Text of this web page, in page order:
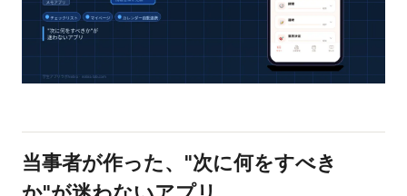
当事者が作った、"次に何をすべき